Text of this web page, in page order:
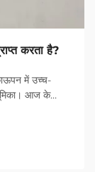
करता है?
में उच्च-
आज के
कारण बहुत लंबे